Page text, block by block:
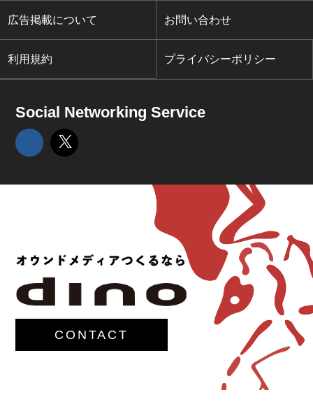
広告掲載について お問い合わせ
利用規約 プライバシーポリシー
Social Networking Service
CONTACT